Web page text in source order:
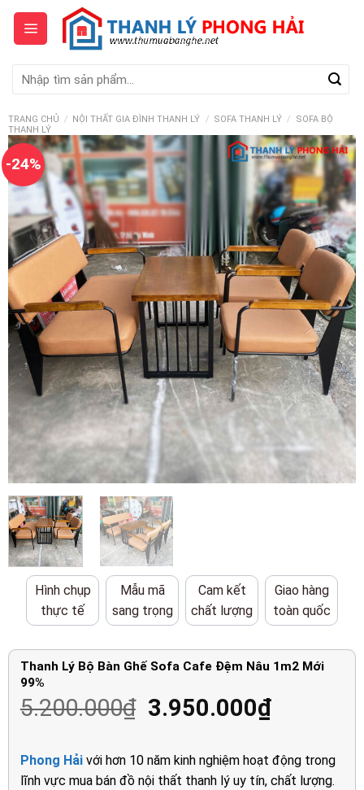
Skip
content
kiếm:
TRANG CHỦ / NỘI THẤT GIA ĐÌNH THANH LÝ / SOFA THANH LÝ /
SOFA BỘ
THANH LÝ
-24%
Hình chụp
thực tế
Mẫu mã
sang trọng
Cam kết
chất lượng
Giao hàng
toàn quốc
Thanh Lý Bộ Bàn Ghế Sofa Cafe Đệm Nâu 1m2 Mới
99%
5.200.000₫ Giá
là:
5.200.000₫.
3.950.000₫Giá
tại
là:
Phong Hảivới hơn 10 năm kinh nghiệm hoạt động trong
lĩnh vực mua bán đồ nội thất thanh lý uy tín, chất lượng.